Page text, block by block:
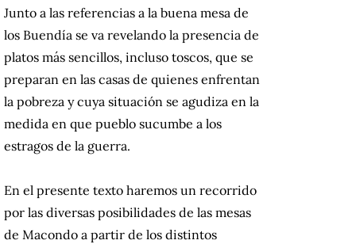
Junto a las referencias a la buena mesa de
los Buendía se va revelando la presencia de
platos más sencillos, incluso toscos, que se
preparan en las casas de quienes enfrentan
la pobreza y cuya situación se agudiza en la
medida en que pueblo sucumbe a los
estragos de la guerra.
En el presente texto haremos un recorrido
por las diversas posibilidades de las mesas
de Macondo a partir de los distintos